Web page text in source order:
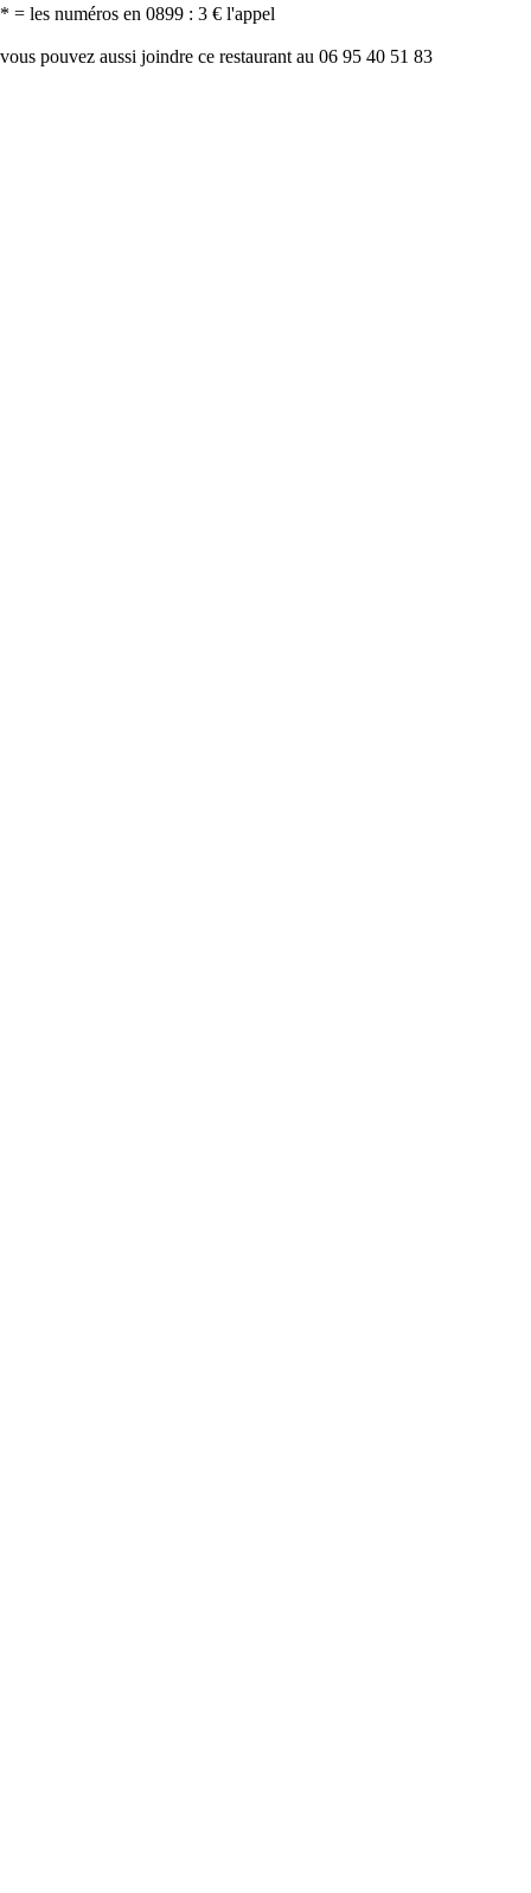
* = les numéros en 0899 : 3 € l'appel
vous pouvez aussi joindre ce restaurant au 06 95 40 51 83